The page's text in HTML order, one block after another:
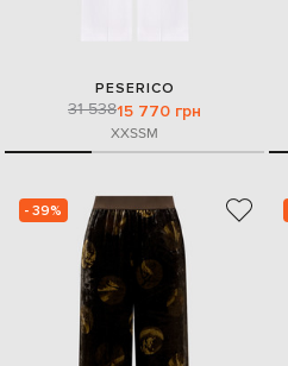
PESERICO
31 53815 770 грн
XXSSM
- 39%